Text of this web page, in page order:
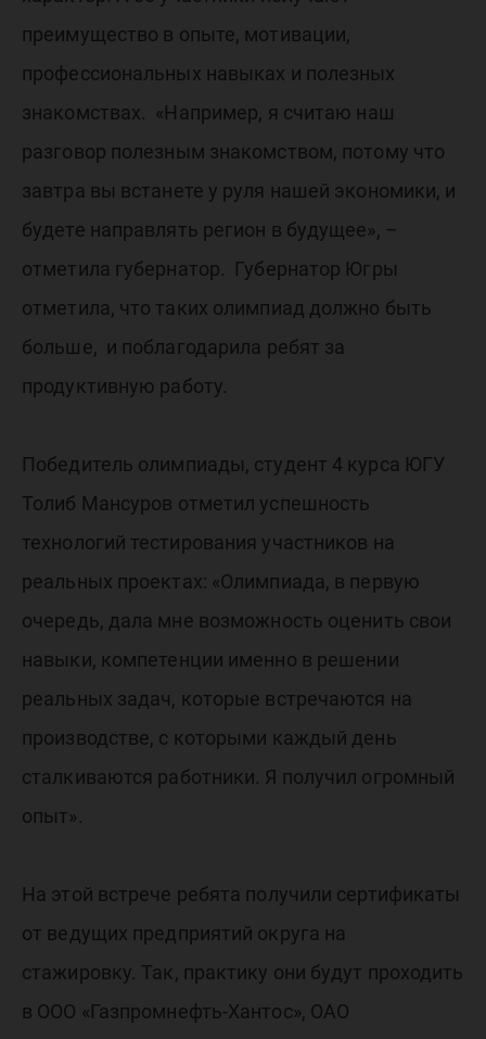
преимущество в опыте, мотивации,
профессиональных навыках и полезных
знакомствах. «Например, я считаю наш
разговор полезным знакомством, потому что
завтра вы встанете у руля нашей экономики, и
будете направлять регион в будущее», –
отметила губернатор. Губернатор Югры
отметила, что таких олимпиад должно быть
больше, и поблагодарила ребят за
продуктивную работу.
Победитель олимпиады, студент 4 курса ЮГУ
Толиб Мансуров отметил успешность
технологий тестирования участников на
реальных проектах: «Олимпиада, в первую
очередь, дала мне возможность оценить свои
навыки, компетенции именно в решении
реальных задач, которые встречаются на
производстве, с которыми каждый день
сталкиваются работники. Я получил огромный
опыт».
На этой встрече ребята получили сертификаты
от ведущих предприятий округа на
стажировку. Так, практику они будут проходить
в ООО «Газпромнефть-Хантос», ОАО